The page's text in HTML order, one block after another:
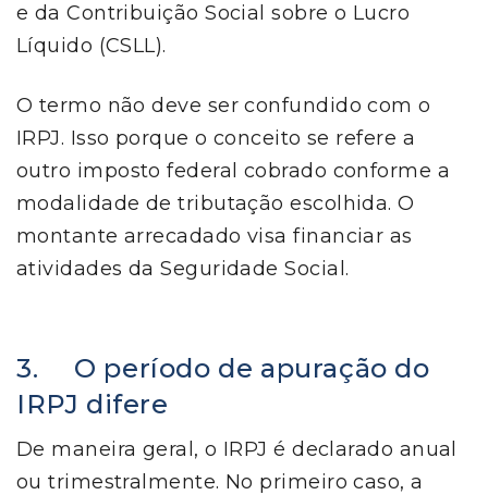
e da Contribuição Social sobre o Lucro
Líquido (CSLL).
O termo não deve ser confundido com o
IRPJ. Isso porque o conceito se refere a
outro imposto federal cobrado conforme a
modalidade de tributação escolhida. O
montante arrecadado visa financiar as
atividades da Seguridade Social.
3. O período de apuração do
IRPJ difere
De maneira geral, o IRPJ é declarado anual
ou trimestralmente. No primeiro caso, a